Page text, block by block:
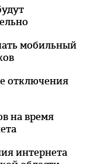
мобильный
отключения
на время
интернета